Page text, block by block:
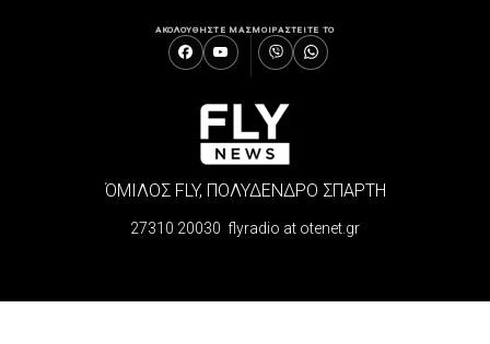
ΑΚΟΛΟΥΘΗΣΤΕ ΜΑΣΜΟΙΡΑΣΤΕΙΤΕ ΤΟ
ΌΜΙΛΟΣ FLY, ΠΟΛΥΔΕΝΔΡΟ ΣΠΑΡΤΗ
27310 20030 flyradio at otenet.gr